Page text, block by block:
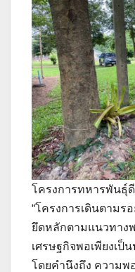
โครงการทหารพันธุ์
“โครงการเดินตามร
ยึดหลักตามแนวทาง
เศรษฐกิจพอเพียงเ
โดยคำนึงถึง ความพ